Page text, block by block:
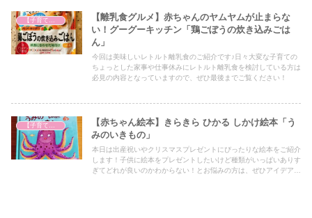
【離乳食グルメ】赤ちゃんのヤムヤムが止まらな
い！グーグーキッチン「鶏ごぼうの炊き込みごは
ん」
今回は美味しいレトルト離乳食のご紹介です♪日々大変な子育ての
ちょっとした家事や仕事休みにレトルト離乳食を検討している方は
必見の内容となっていますので、ぜひ最後までご覧ください！
【赤ちゃん絵本】きらきら ひかる しかけ絵本「う
みのいきもの」
本日は出産祝いやクリスマスプレゼントにぴったりな絵本をご紹介
します！子供に絵本をプレゼントしたいけど種類がいっぱいありす
ぎてどれが良いのかわからない！とお悩みの方は、ぜひアイデアの